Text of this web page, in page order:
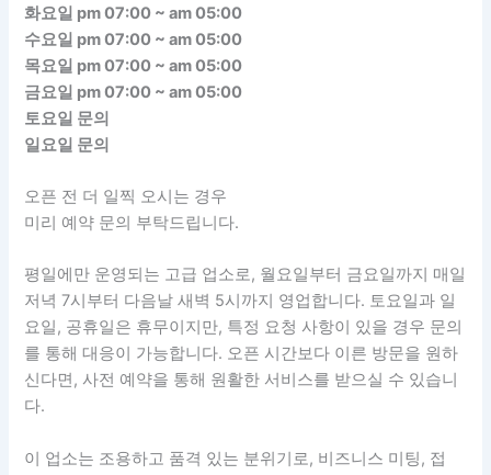
화요일 pm 07:00 ~ am 05:00
수요일 pm 07:00 ~ am 05:00
목요일 pm 07:00 ~ am 05:00
금요일 pm 07:00 ~ am 05:00
토요일 문의
일요일 문의
오픈 전 더 일찍 오시는 경우
미리 예약 문의 부탁드립니다.
평일에만 운영되는 고급 업소로, 월요일부터 금요일까지 매일
저녁 7시부터 다음날 새벽 5시까지 영업합니다. 토요일과 일
요일, 공휴일은 휴무이지만, 특정 요청 사항이 있을 경우 문의
를 통해 대응이 가능합니다. 오픈 시간보다 이른 방문을 원하
신다면, 사전 예약을 통해 원활한 서비스를 받으실 수 있습니
다.
이 업소는 조용하고 품격 있는 분위기로, 비즈니스 미팅, 접